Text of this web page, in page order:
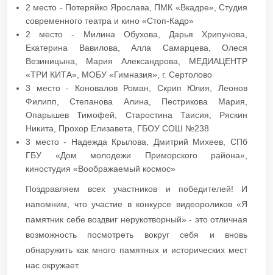
2 место - Потеряйко Ярослава, ПМК «Вкадре», Студия
современного театра и кино «Стоп-Кадр»
2 место - Милина Обухова, Дарья Хрипунова,
Екатерина Вавилова, Алла Самарцева, Олеся
Везиницына, Мария Александрова, МЕДИАЦЕНТР
«ТРИ КИТА», МОБУ «Гимназия», г. Сертолово
3 место - Коновалов Роман, Скрип Юлия, Леонов
Филипп, Степанова Алина, Пестрикова Мария,
Опарышев Тимофей, Старостина Таисия, Ряскин
Никита, Прохор Елизавета, ГБОУ СОШ №238
3 место - Надежда Крылова, Дмитрий Михеев, СПб
ГБУ «Дом молодежи Приморского района»,
киностудия «Воображаемый космос»
Поздравляем всех участников и победителей! И
напомним, что участие в конкурсе видеороликов «Я
памятник себе воздвиг нерукотворный» - это отличная
возможность посмотреть вокруг себя и вновь
обнаружить как много памятных и исторических мест
нас окружает. ​​​​​​​